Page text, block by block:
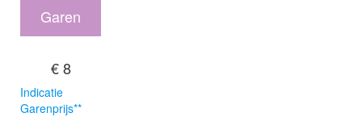
Garen
€ 8
Indicatie
Garenprijs**